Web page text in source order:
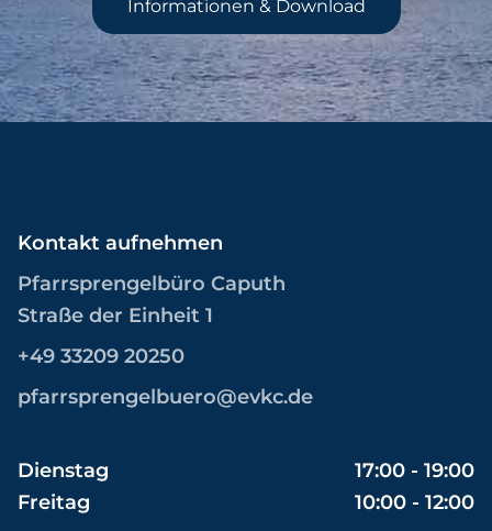
Informationen & Download
Kontakt aufnehmen
Pfarrsprengelbüro Caputh
Straße der Einheit 1
+49 33209 20250
pfarrsprengelbuero@evkc.de
Dienstag
17:00 - 19:00
Freitag
10:00 - 12:00